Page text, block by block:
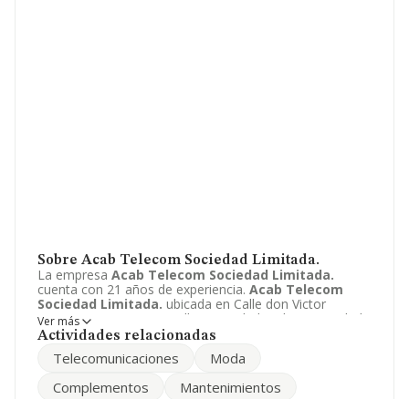
Sobre Acab Telecom Sociedad Limitada.
La empresa Acab Telecom Sociedad Limitada.
cuenta con 21 años de experiencia. Acab Telecom
Sociedad Limitada. ubicada en Calle don Victor
Peñasco, 57 - 7 C, Tomelloso, Ciudad real. Su actividad
CNAE se fine como 5630 - Servicios de bebidas. El
Limitada.es Sociedad limitada.
Ver más
Actividades relacionadas
Telecomunicaciones
Moda
Complementos
Mantenimientos